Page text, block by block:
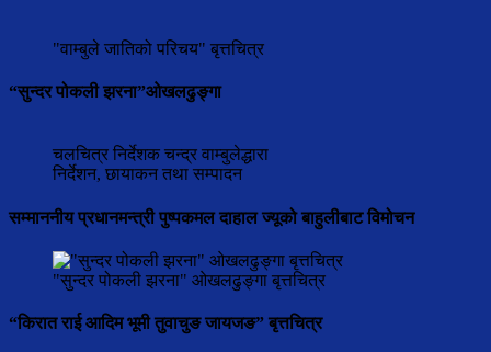
"वाम्बुले जातिको परिचय" बृत्तचित्र
“सुन्दर पोकली झरना”ओखलढुङ्गा
चलचित्र निर्देशक चन्द्र वाम्बुलेद्धारा
निर्देशन, छायाकन तथा सम्पादन
सम्माननीय प्रधानमन्त्री पुष्पकमल दाहाल ज्यूको बाहुलीबाट विमोचन
"सुन्दर पोकली झरना" ओखलढुङ्गा बृत्तचित्र
“किरात राई आदिम भूमी तुवाचुङ जायजङ” बृत्तचित्र